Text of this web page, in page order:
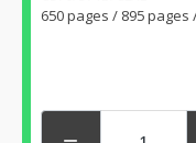
650 pages / 895